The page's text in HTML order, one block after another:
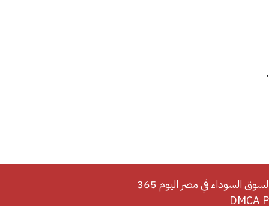
السوداء في مصر اليوم 365
DMCA